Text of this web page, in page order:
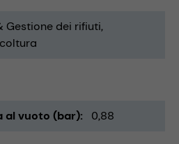
Gestione dei rifiuti
al vuoto (bar) 0,88